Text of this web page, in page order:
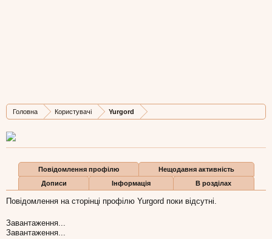
Головна Користувачі Yurgord
Дописів
8
Карма Бали
1
Повідомлення профілю
Нещодавня активність
Дописи
Інформація В розділах
Повідомлення на сторінці профілю Yurgord поки відсутні.
Завантаження...
Завантаження...